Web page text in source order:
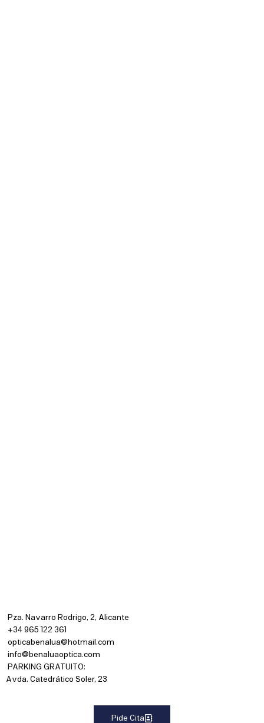
Pza. Navarro Rodrigo, 2, Alicante
+34 965 122 361
opticabenalua@hotmail.com
info@benaluaoptica.com
PARKING GRATUITO:
Avda. Catedrático Soler, 23
Pide Cita